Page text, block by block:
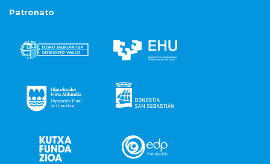
Patronato